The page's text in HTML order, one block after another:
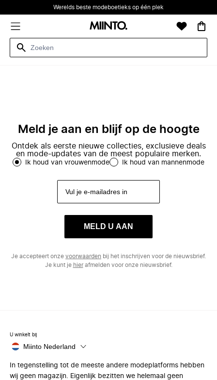
Werelds beste modeboetieks op één plek
Meld je aan en blijf op de hoogte
Ontdek als eerste nieuwe collecties, exclusieve deals
en mode-updates van de meest populaire merken.
Ik houd van vrouwenmode Ik houd van mannenmode
MELD U AAN
Je accepteert onze voorwaarden bij het inschrijven voor de nieuwsbrief.
Je kunt je hierafmelden voor onze nieuwsbrief.
U winkelt bij
Miinto Nederland
In tegenstelling tot de meeste andere modeplatforms hebben
wij geen magazijn. Eigenlijk bezitten we helemaal geen